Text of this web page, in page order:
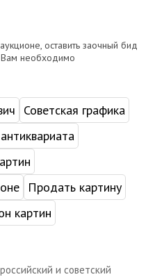
оставить заочный бид
Вам необходимо
Советская графика
Продать картину
картин
и советский